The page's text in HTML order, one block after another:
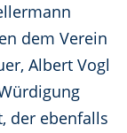
dem Verein
Albert Vogl
der ebenfalls